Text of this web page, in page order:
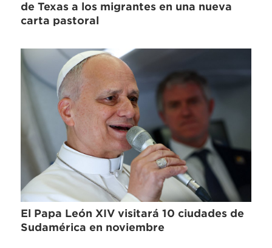
de Texas a los migrantes en una nueva
carta pastoral
El Papa León XIV visitará 10 ciudades de
Sudamérica en noviembre